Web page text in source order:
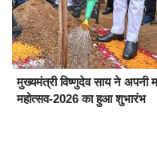
मुख्यमंत्री विष्णुदेव साय ने अपनी
महोत्सव-2026 का हुआ शुभारंभ